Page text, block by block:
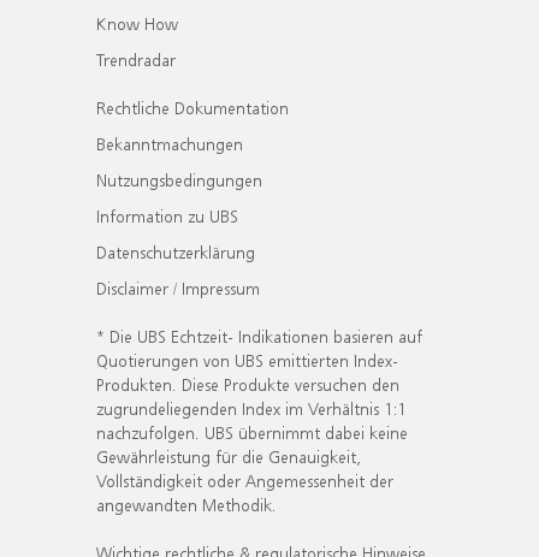
Know How
Trendradar
Rechtliche Dokumentation
Bekanntmachungen
Nutzungsbedingungen
Information zu UBS
Datenschutzerklärung
Disclaimer / Impressum
* Die UBS Echtzeit- Indikationen basieren auf
Quotierungen von UBS emittierten Index-
Produkten. Diese Produkte versuchen den
zugrundeliegenden Index im Verhältnis 1:1
nachzufolgen. UBS übernimmt dabei keine
Gewährleistung für die Genauigkeit,
Vollständigkeit oder Angemessenheit der
angewandten Methodik.